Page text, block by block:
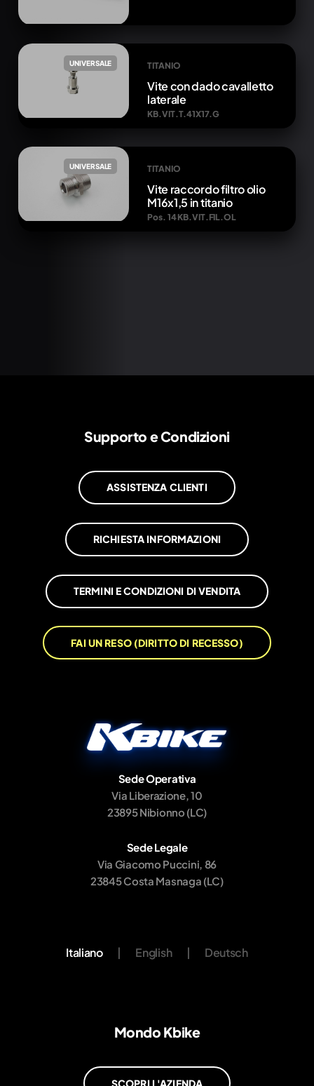
UNIVERSALE TITANIO
Vite con dado cavalletto
laterale
KB.VIT.T.41X17.G
UNIVERSALE TITANIO
Vite raccordo filtro olio
M16x1,5 in titanio
Pos. 14 KB.VIT.FIL.OL
Supporto e Condizioni
ASSISTENZA CLIENTI
RICHIESTA INFORMAZIONI
TERMINI E CONDIZIONI DI VENDITA
FAI UN RESO (DIRITTO DI RECESSO)
Sede Operativa
Via Liberazione, 10
23895 Nibionno (LC)
Sede Legale
Via Giacomo Puccini, 86
23845 Costa Masnaga (LC)
Italiano | English | Deutsch
Mondo Kbike
SCOPRI L'AZIENDA